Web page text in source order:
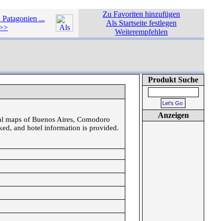
...
Zu Favoriten hinzufügen
Als Startseite festlegen
Weiterempfehlen
maps of Buenos Aires, Comodoro
and hotel information is provided.
Produkt Suche
Anzeigen